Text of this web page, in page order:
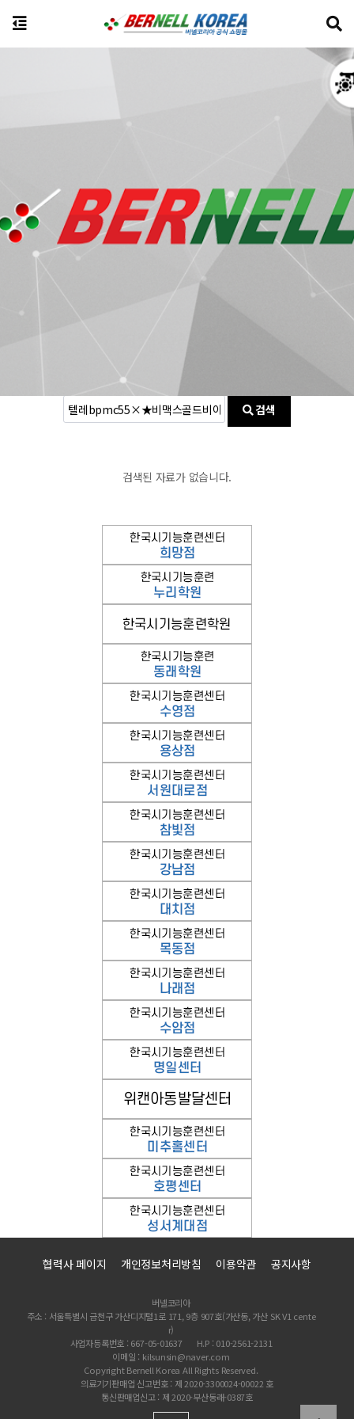
전체상품검색
검색
검색된 자료가 없습니다.
협력사 페이지 개인정보처리방침 이용약관 공지사항
버넬코리아
주소 : 서울특별시 금천구 가산디지털1로 171, 9층 907호(가산동, 가산 SK V1 cente
r)
사업자등록번호 : 667-05-01637
H.P : 010-2561-2131
이메일 : kilsunsin@naver.com
Copyright Bernell Korea All Rights Reserved.
의료기기판매업 신고번호 : 제 2020-3300024-00022 호
통신판매업신고 : 제 2020-부산동래-0387호